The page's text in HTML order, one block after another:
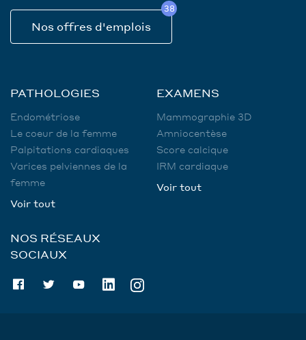
Nos offres d'emplois
38
PATHOLOGIES
Endométriose
Le coeur de la femme
Palpitations cardiaques
Varices pelviennes de la
femme
Voir tout
EXAMENS
Mammographie 3D
Amniocentèse
Score calcique
IRM cardiaque
Voir tout
NOS RÉSEAUX
SOCIAUX